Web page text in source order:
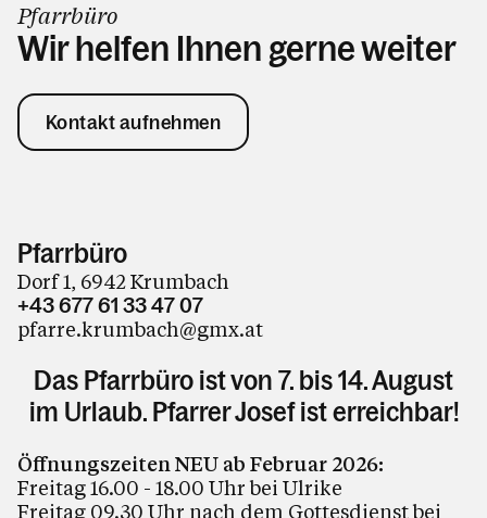
Pfarrbüro
Wir helfen Ihnen gerne weiter
Kontakt aufnehmen
Pfarrbüro
Dorf 1, 6942 Krumbach
+43 677 61 33 47 07
pfarre.krumbach@gmx.at
Das Pfarrbüro ist von 7. bis 14. August
im Urlaub. Pfarrer Josef ist erreichbar!
Öffnungszeiten NEU ab Februar 2026:
Freitag 16.00 - 18.00 Uhr bei Ulrike
Freitag 09.30 Uhr nach dem Gottesdienst bei